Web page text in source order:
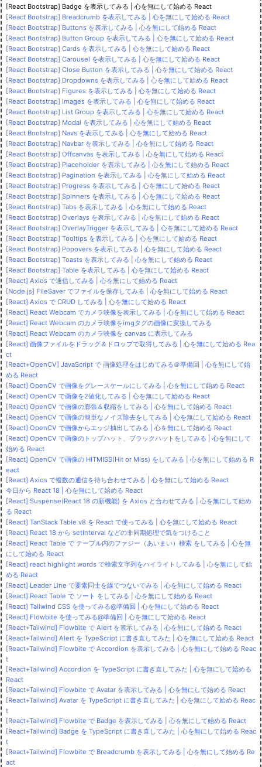
[React Bootstrap] Badge を表示してみる | 心を無にして始める React
[React Bootstrap] Breadcrumb を表示してみる | 心を無にして始める React
[React Bootstrap] Buttons を表示してみる | 心を無にして始める React
[React Bootstrap] Button Group を表示してみる | 心を無にして始める React
[React Bootstrap] Cards を表示してみる | 心を無にして始める React
[React Bootstrap] Carousel を表示してみる | 心を無にして始める React
[React Bootstrap] Close Button を表示してみる | 心を無にして始める React
[React Bootstrap] Dropdowns を表示してみる | 心を無にして始める React
[React Bootstrap] Figures を表示してみる | 心を無にして始める React
[React Bootstrap] Images を表示してみる | 心を無にして始める React
[React Bootstrap] List Group を表示してみる | 心を無にして始める React
[React Bootstrap] Modal を表示してみる | 心を無にして始める React
[React Bootstrap] Navs を表示してみる | 心を無にして始める React
[React Bootstrap] Navbar を表示してみる | 心を無にして始める React
[React Bootstrap] Offcanvas を表示してみる | 心を無にして始める React
[React Bootstrap] Placeholder を表示してみる | 心を無にして始める React
[React Bootstrap] Pagination を表示してみる | 心を無にして始める React
[React Bootstrap] Progress を表示してみる | 心を無にして始める React
[React Bootstrap] Spinners を表示してみる | 心を無にして始める React
[React Bootstrap] Tabs を表示してみる | 心を無にして始める React
[React Bootstrap] Overlays を表示してみる | 心を無にして始める React
[React Bootstrap] OverlayTrigger を表示してみる | 心を無にして始める React
[React Bootstrap] Tooltips を表示してみる | 心を無にして始める React
[React Bootstrap] Popovers を表示してみる | 心を無にして始める React
[React Bootstrap] Toasts を表示してみる | 心を無にして始める React
[React Bootstrap] Table を表示してみる | 心を無にして始める React
[React] Axios で通信してみる | 心を無にして始める React
[Node.js] FileSaver でファイルを保存してみる | 心を無にして始める React
[React] Axios で CRUD してみる | 心を無にして始める React
[React] React Webcam でカメラ映像を表示してみる | 心を無にして始める React
[React] React Webcam のカメラ映像をimgタグの画像に変換してみる
[React] React Webcam のカメラ映像を canvas に表示してみる
[React] 画像ファイルをドラッグ＆ドロップで取得してみる | 心を無にして始める Rea
ct
[React+OpenCV] JavaScript で 画像処理をはじめてみる＠準備回 | 心を無にして始
める React
[React] OpenCV で画像をグレースケールにしてみる | 心を無にして始める React
[React] OpenCV で画像を2値化してみる | 心を無にして始める React
[React] OpenCV で画像の膨張＆収縮をしてみる | 心を無にして始める React
[React] OpenCV で画像の簡単なノイズ除去をしてみる | 心を無にして始める React
[React] OpenCV で画像からエッジ抽出してみる | 心を無にして始める React
[React] OpenCV で画像のトップハット、ブラックハットをしてみる | 心を無にして
始める React
[React] OpenCV で画像の HITMISS(Hit or Miss) をしてみる | 心を無にして始める R
eact
[React] Axios で複数の通信を待ち合わせてみる | 心を無にして始める React
今日から React 18 | 心を無にして始める React
[React] Suspense(React 18 の新機能) を Axios と合わせてみる | 心を無にして始め
る React
[React] TanStack Table v8 を React で使ってみる | 心を無にして始める React
[React] React 18 から setInterval などの非同期処理で気をつけること
[React] React Table で テーブル内のファジー（あいまい）検索 をしてみる | 心を無
にして始める React
[React] react highlight words で検索文字列をハイライトしてみる | 心を無にして始
める React
[React] Leader Line で要素同士を線でつないでみる | 心を無にして始める React
[React] React Table で ソート をしてみる | 心を無にして始める React
[React] Tailwind CSS を使ってみる@準備回 | 心を無にして始める React
[React] Flowbite を使ってみる@準備回 | 心を無にして始める React
[React+Tailwind] Flowbite で Alert を表示してみる | 心を無にして始める React
[React+Tailwind] Alert を TypeScript に書き直してみた | 心を無にして始める React
[React+Tailwind] Flowbite で Accordion を表示してみる | 心を無にして始める Reac
t
[React+Tailwind] Accordion を TypeScript に書き直してみた | 心を無にして始める
React
[React+Tailwind] Flowbite で Avatar を表示してみる | 心を無にして始める React
[React+Tailwind] Avatar を TypeScript に書き直してみた | 心を無にして始める Reac
t
[React+Tailwind] Flowbite で Badge を表示してみる | 心を無にして始める React
[React+Tailwind] Badge を TypeScript に書き直してみた | 心を無にして始める Reac
t
[React+Tailwind] Flowbite で Breadcrumb を表示してみる | 心を無にして始める Re
act